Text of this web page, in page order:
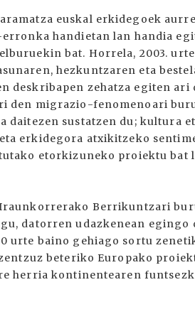
euskal erkidegoek
handietan lan handia
bat. Horrela, 2003.
hezkuntzaren eta
deskribapen zehatza egiten ari
den migrazio-fenomenoari
daitezen sustatzen du; kultura
erkidegora atxikitzeko
etorkizuneko proiektu bat
Berrikuntzari
datorren udazkenean
urte baino gehiago sortu
beteriko Europako
herria kontinentearen